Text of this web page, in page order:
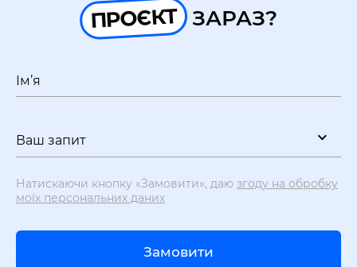
ПРОЄКТ ЗАРАЗ?
Ім’я
Ваш запит
Натискаючи кнопку «Замовити», даю згоду на обробку
моїх персональних даних
Замовити